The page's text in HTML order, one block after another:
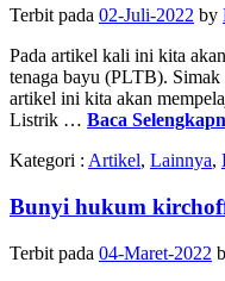
Terbit pada 02-Juli-2022 by
Pada artikel kali ini kita
tenaga bayu (PLTB).
artikel ini kita akan
Listrik … Baca
Kategori : Artikel, Lainnya,
Bunyi hukum
Terbit pada 04-Maret-2022